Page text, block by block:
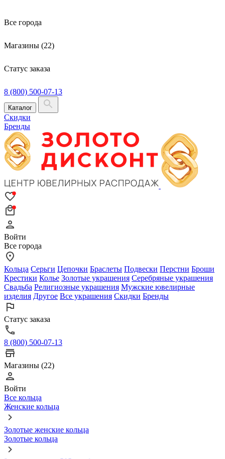
Все города
Магазины (22)
Статус заказа
8 (800) 500-07-13
Каталог
Скидки
Бренды
Войти
Все города
Кольца Серьги Цепочки Браслеты Подвески Перстни Броши
Крестики Колье Золотые украшения Серебряные украшения
Свадьба Религиозные украшения Мужские ювелирные
изделия Другое Все украшения Скидки Бренды
Статус заказа
8 (800) 500-07-13
Магазины (22)
Войти
Все кольца
Женские кольца
Золотые женские кольца
Золотые кольца